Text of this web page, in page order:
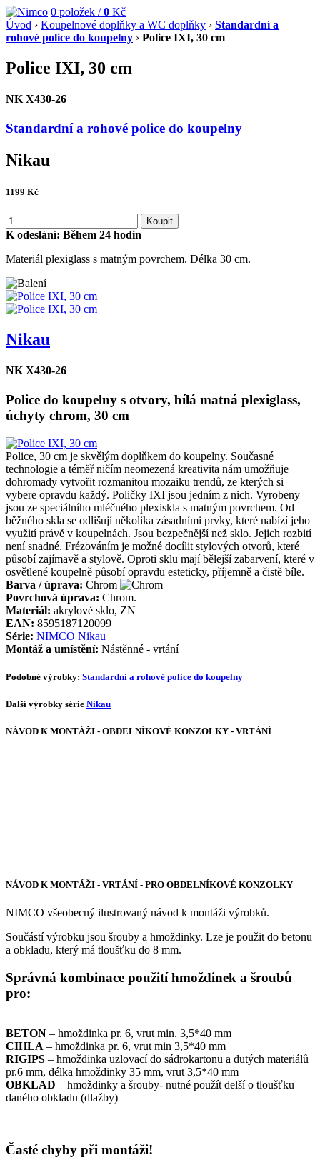
0 položek /0 Kč
Úvod › Koupelnové doplňky a WC doplňky › Standardní a
rohové police do koupelny › Police IXI, 30 cm
Police IXI, 30 cm
NK X430-26
Standardní a rohové police do koupelny
Nikau
1199 Kč
Koupit
K odeslání: Během 24 hodin
Materiál plexiglass s matným povrchem. Délka 30 cm.
Nikau
NK X430-26
Police do koupelny s otvory, bílá matná plexiglass,
úchyty chrom, 30 cm
Police, 30 cm je skvělým doplňkem do koupelny. Současné
technologie a téměř ničím neomezená kreativita nám umožňuje
dohromady vytvořit rozmanitou mozaiku trendů, ze kterých si
vybere opravdu každý. Poličky IXI jsou jedním z nich. Vyrobeny
jsou ze speciálního mléčného plexiskla s matným povrchem. Od
běžného skla se odlišují několika zásadními prvky, které nabízí jeho
využití právě v koupelnách. Jsou bezpečnější než sklo. Jejich rozbití
není snadné. Frézováním je možné docílit stylových otvorů, které
působí zajímavě a stylově. Oproti sklu mají bělejší zabarvení, které v
osvětlené koupelně působí opravdu esteticky, příjemně a čistě bíle.
Barva / úprava: Chrom
Povrchová úprava: Chrom.
Materiál: akrylové sklo, ZN
EAN: 8595187120099
Série: NIMCO Nikau
Montáž a umístění: Nástěnné - vrtání
Podobné výrobky: Standardní a rohové police do koupelny
Další výrobky série Nikau
NÁVOD K MONTÁŽI - OBDELNÍKOVÉ KONZOLKY - VRTÁNÍ
NÁVOD K MONTÁŽI - VRTÁNÍ - PRO OBDELNÍKOVÉ KONZOLKY
NIMCO všeobecný ilustrovaný návod k montáži výrobků.
Součástí výrobku jsou šrouby a hmoždinky. Lze je použit do betonu
a obkladu, který má tloušťku do 8 mm.
Správná kombinace použití hmoždinek a šroubů
pro:
BETON – hmoždinka pr. 6, vrut min. 3,5*40 mm
CIHLA – hmoždinka pr. 6, vrut min 3,5*40 mm
RIGIPS – hmoždinka uzlovací do sádrokartonu a dutých materiálů
pr.6 mm, délka hmoždinky 35 mm, vrut 3,5*40 mm
OBKLAD – hmoždinky a šrouby- nutné použít delší o tloušťku
daného obkladu (dlažby)
Časté chyby při montáži!